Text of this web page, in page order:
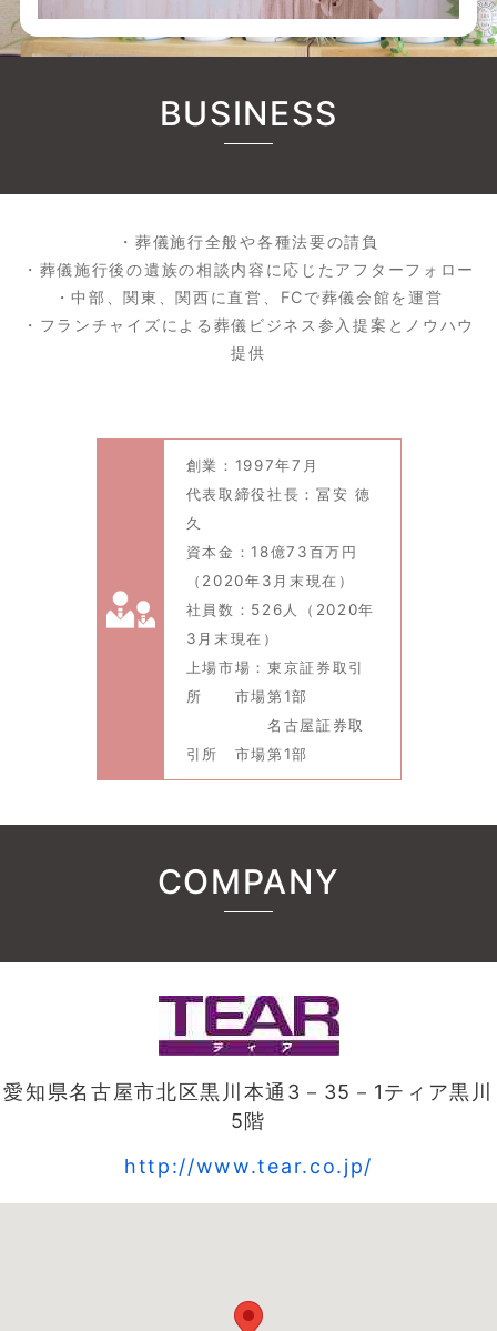
BUSINESS
・葬儀施行全般や各種法要の請負
・葬儀施行後の遺族の相談内容に応じたアフターフォロー
・中部、関東、関西に直営、FCで葬儀会館を運営
・フランチャイズによる葬儀ビジネス参入提案とノウハウ
提供
創業：1997年7月
代表取締役社長：冨安 徳
久
資本金：18億73百万円
（2020年3月末現在）
社員数：526人（2020年
3月末現在）
上場市場：東京証券取引
所 市場第1部
名古屋証券取
引所 市場第1部
COMPANY
愛知県名古屋市北区黒川本通3－35－1ティア黒川
5階
http://www.tear.co.jp/